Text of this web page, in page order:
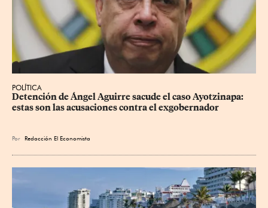
POLÍTICA
Detención de Ángel Aguirre sacude el caso Ayotzinapa:
estas son las acusaciones contra el exgobernador
Por Redacción El Economista